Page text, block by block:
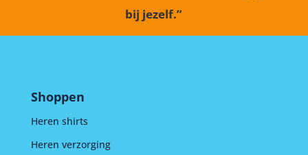
bij jezelf.”
Shoppen
Heren shirts
Heren verzorging